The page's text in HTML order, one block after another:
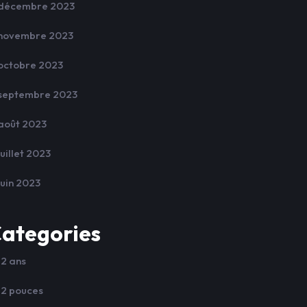
2023
2023
2023
2023
2023
2023
2023
ans
pouces